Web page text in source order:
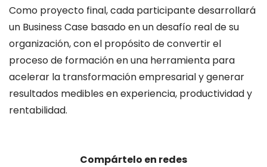
Como proyecto final, cada participante desarrollará
un Business Case basado en un desafío real de su
organización, con el propósito de convertir el
proceso de formación en una herramienta para
acelerar la transformación empresarial y generar
resultados medibles en experiencia, productividad y
rentabilidad.
Compártelo en redes